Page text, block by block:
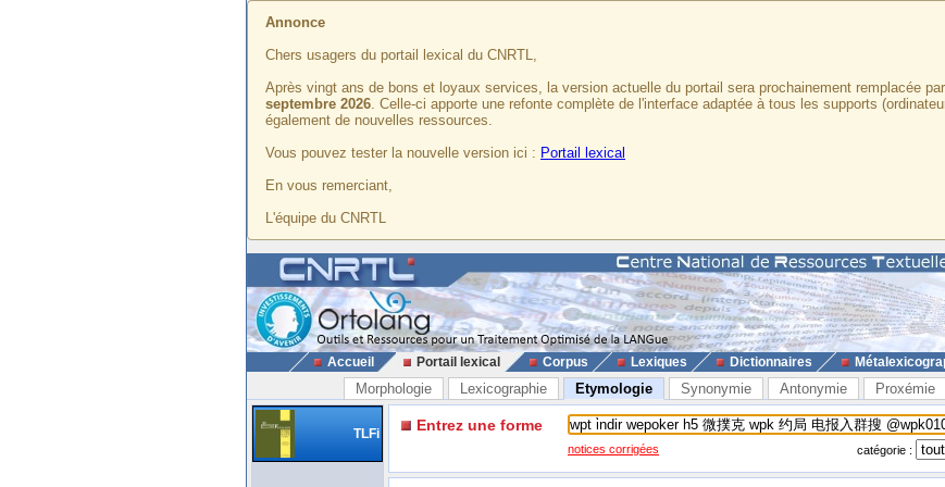
Annonce
Chers usagers du portail lexical du CNRTL,
Après vingt ans de bons et loyaux services, la version actuelle du portail sera prochainement remplacée
septembre 2026. Celle-ci apporte une refonte complète de l'interface adaptée à tous les supports
également de nouvelles ressources.
Vous pouvez tester la nouvelle version ici : Portail lexical
En vous remerciant,
L'équipe du CNRTL
Accueil Portail lexical Corpus Lexiques Dictionnaires
Morphologie Lexicographie Etymologie Synonymie Antonymie Proxémie
TLFi Entrez une forme
notices corrigées catégorie :